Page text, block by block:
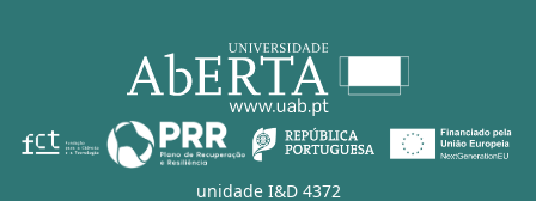
unidade I&D 4372